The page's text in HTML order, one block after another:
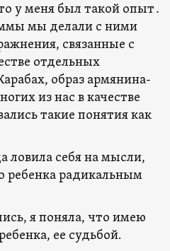
у меня был такой опыт․
мы делали с ними
связанные с
отдельных
образ армянина-
из нас в качестве
такие понятия как
ловила себя на мысли,
ребенка радикальным
я поняла, что имею
ее судьбой.